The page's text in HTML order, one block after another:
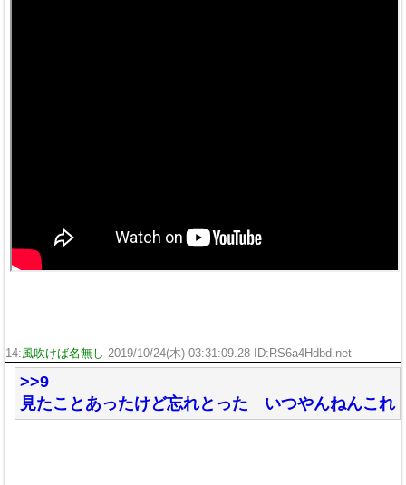
14:風吹けば名無し 2019/10/24(木) 03:31:09.28 ID:RS6a4Hdbd.net
>>9
見たことあったけど忘れとった いつやんねんこれ